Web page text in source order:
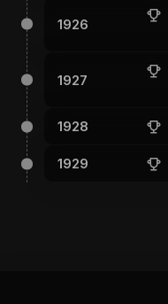
1926
1927
1928
1929